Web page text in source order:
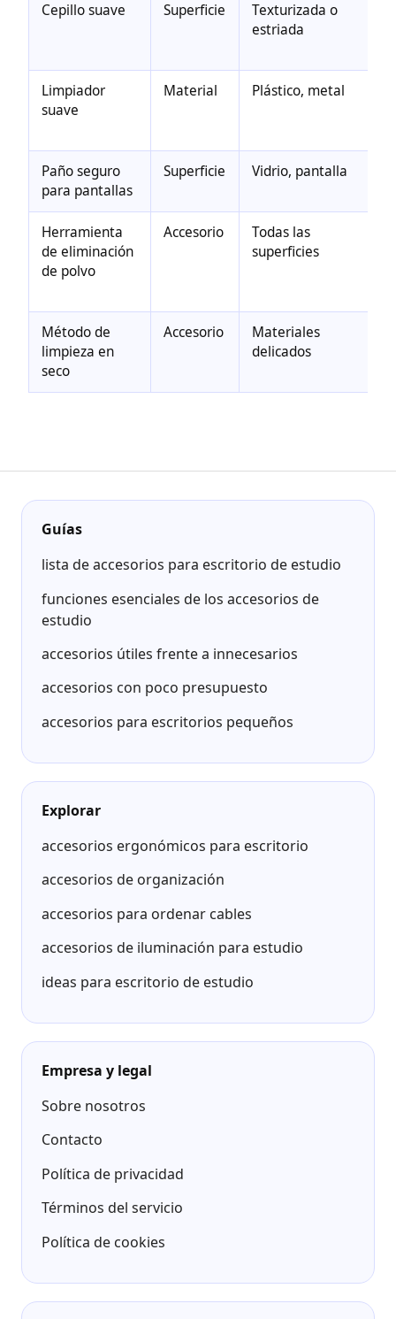
Cepillo suave Superficie
Texturizada o
estriada
Limpiador
suave
Material Plástico, metal
Paño seguro
para pantallas
Superficie Vidrio, pantalla
Herramienta
de eliminación
de polvo
Accesorio
Todas las
superficies
Método de
limpieza en
seco
Accesorio
Materiales
delicados
Guías
lista de accesorios para escritorio de estudio
funciones esenciales de los accesorios de
estudio
accesorios útiles frente a innecesarios
accesorios con poco presupuesto
accesorios para escritorios pequeños
Explorar
accesorios ergonómicos para escritorio
accesorios de organización
accesorios para ordenar cables
accesorios de iluminación para estudio
ideas para escritorio de estudio
Empresa y legal
Sobre nosotros
Contacto
Política de privacidad
Términos del servicio
Política de cookies